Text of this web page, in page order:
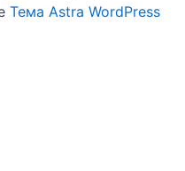
Тема Astra WordPress